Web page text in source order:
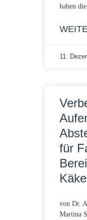
haben die
11.
für
von Dr.
Martina